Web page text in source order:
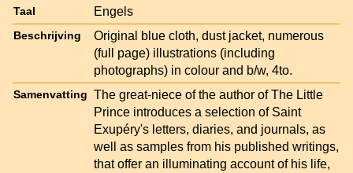
Taal Engels
Beschrijving
Original blue cloth, dust jacket, numerous
(full page) illustrations (including
photographs) in colour and b/w, 4to.
Samenvatting The great-niece of the author of The Little
Prince introduces a selection of Saint
Exupéry's letters, diaries, and journals, as
well as samples from his published writings,
that offer an illuminating account of his life,